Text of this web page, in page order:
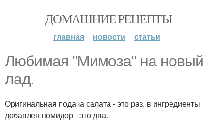
ДОМАШНИЕ РЕЦЕПТЫ
главная новости статьи
Любимая "Мимоза" на новый
лад.
Оригинальная подача салата - это раз, в ингредиенты
добавлен помидор - это два.